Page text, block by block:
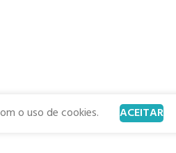
o uso de cookies. ACEITAR